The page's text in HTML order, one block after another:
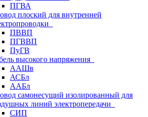
ПГВА
плоский для внутренней
ПВВП
ПГВВП
ПуГВ
высокого напряжения
ААШв
АСБл
ААБл
самонесущий изолированный для
линий электропередачи
СИП